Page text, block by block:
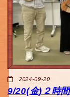
2024-09-20
9/20(金)２時